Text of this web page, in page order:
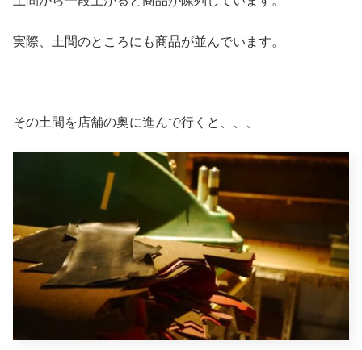
実際、土間のところにも商品が並んでいます。
その土間を店舗の奥に進んで行くと、、、